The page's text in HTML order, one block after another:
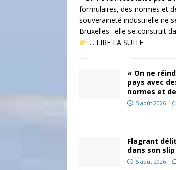
formulaires, des normes et
souveraineté industrielle ne
Bruxelles : elle se construit
... LIRE LA SUITE
« On ne
pays avec
normes et
5 août 2026
Flagrant
dans son slip
5 août 2026